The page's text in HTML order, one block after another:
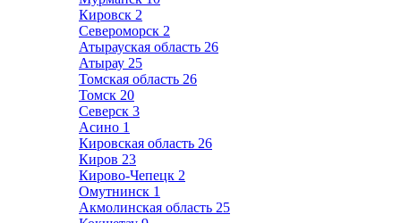
Кировск 2
Североморск 2
Атырауская область 26
Атырау 25
Томская область 26
Томск 20
Северск 3
Асино 1
Кировская область 26
Киров 23
Кирово-Чепецк 2
Омутнинск 1
Акмолинская область 25